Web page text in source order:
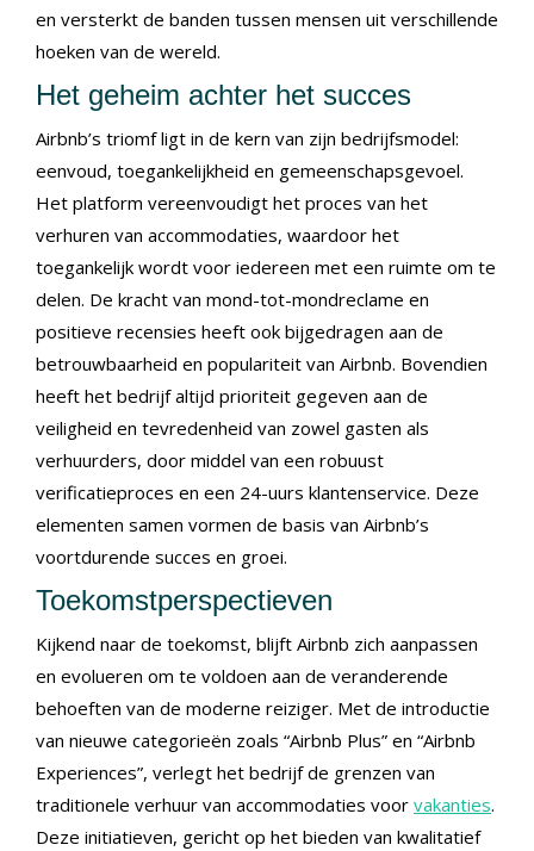
en versterkt de banden tussen mensen uit verschillende
hoeken van de wereld.
Het geheim achter het succes
Airbnb’s triomf ligt in de kern van zijn bedrijfsmodel:
eenvoud, toegankelijkheid en gemeenschapsgevoel.
Het platform vereenvoudigt het proces van het
verhuren van accommodaties, waardoor het
toegankelijk wordt voor iedereen met een ruimte om te
delen. De kracht van mond-tot-mondreclame en
positieve recensies heeft ook bijgedragen aan de
betrouwbaarheid en populariteit van Airbnb. Bovendien
heeft het bedrijf altijd prioriteit gegeven aan de
veiligheid en tevredenheid van zowel gasten als
verhuurders, door middel van een robuust
verificatieproces en een 24-uurs klantenservice. Deze
elementen samen vormen de basis van Airbnb’s
voortdurende succes en groei.
Toekomstperspectieven
Kijkend naar de toekomst, blijft Airbnb zich aanpassen
en evolueren om te voldoen aan de veranderende
behoeften van de moderne reiziger. Met de introductie
van nieuwe categorieën zoals “Airbnb Plus” en “Airbnb
Experiences”, verlegt het bedrijf de grenzen van
traditionele verhuur van accommodaties voor vakanties.
Deze initiatieven, gericht op het bieden van kwalitatief